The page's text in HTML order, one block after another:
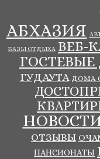
АБХАЗИЯ
БАЗЫ ОТДЫХА ВЕБ-
ГУДАУТА ДОМА
ОТЗЫВЫ
ПАНСИОНАТЫ